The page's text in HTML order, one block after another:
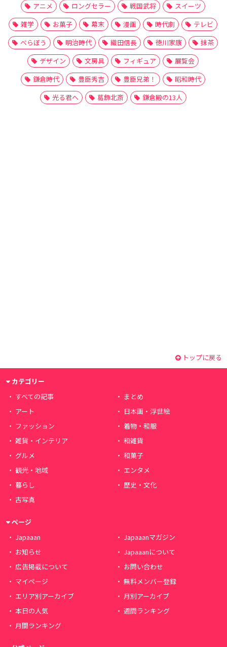
アニメ
ロングセラー 戦国武将
スイーツ
雑学
お菓子 幕末 漫画 時代劇
テレビ
べらぼう
明治時代 織田信長 徳川家康
抹茶
デザイン
文房具 フィギュア
展覧会
鎌倉時代
豊臣秀吉 豊臣兄弟！
昭和時代
光る君へ
葛飾北斎 鎌倉殿の13人
トップに戻る
カテゴリー
すべての記事
まとめ
アート
日本画・浮世絵
ファッション
着物・和服
雑貨・インテリア
和雑貨
グルメ
和菓子
観光・地域
エンタメ
暮らし
歴史・文化
古写真
ページ
Japaaan
Japaaanマガジン
お知らせ
Japaaanについて
広告掲載について
お問い合わせ
マイページ
無料メンバー登録
エリア別アーカイブ
月別アーカイブ
本日の人気
週間ランキング
月間ランキング